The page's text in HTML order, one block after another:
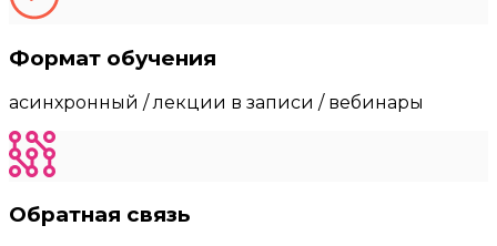
Формат обучения
асинхронный / лекции в записи / вебинары
Обратная связь